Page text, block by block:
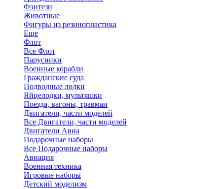
Фэнтези
Животные
Фигуры из резинопластика
Еще
Флот
Все Флот
Парусники
Военные корабли
Гражданские суда
Подводные лодки
Яйцелодки, мультяшки
Поезда, вагоны, травмаи
Двигатели, части моделей
Все Двигатели, части моделей
Двигатели Авиа
Подарочные наборы
Все Подарочные наборы
Авиация
Военная техника
Игровые наборы
Детский моделизм